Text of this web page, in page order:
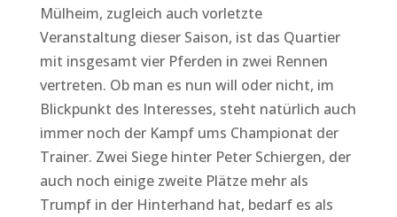
Mülheim, zugleich auch vorletzte
Veranstaltung dieser Saison, ist das Quartier
mit insgesamt vier Pferden in zwei Rennen
vertreten. Ob man es nun will oder nicht, im
Blickpunkt des Interesses, steht natürlich auch
immer noch der Kampf ums Championat der
Trainer. Zwei Siege hinter Peter Schiergen, der
auch noch einige zweite Plätze mehr als
Trumpf in der Hinterhand hat, bedarf es als